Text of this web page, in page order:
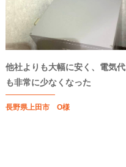
他社よりも大幅に安く、電気代
も非常に少なくなった
長野県上田市 O様